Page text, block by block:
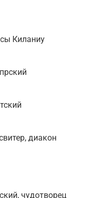
Киланиу
диакон
чудотворец